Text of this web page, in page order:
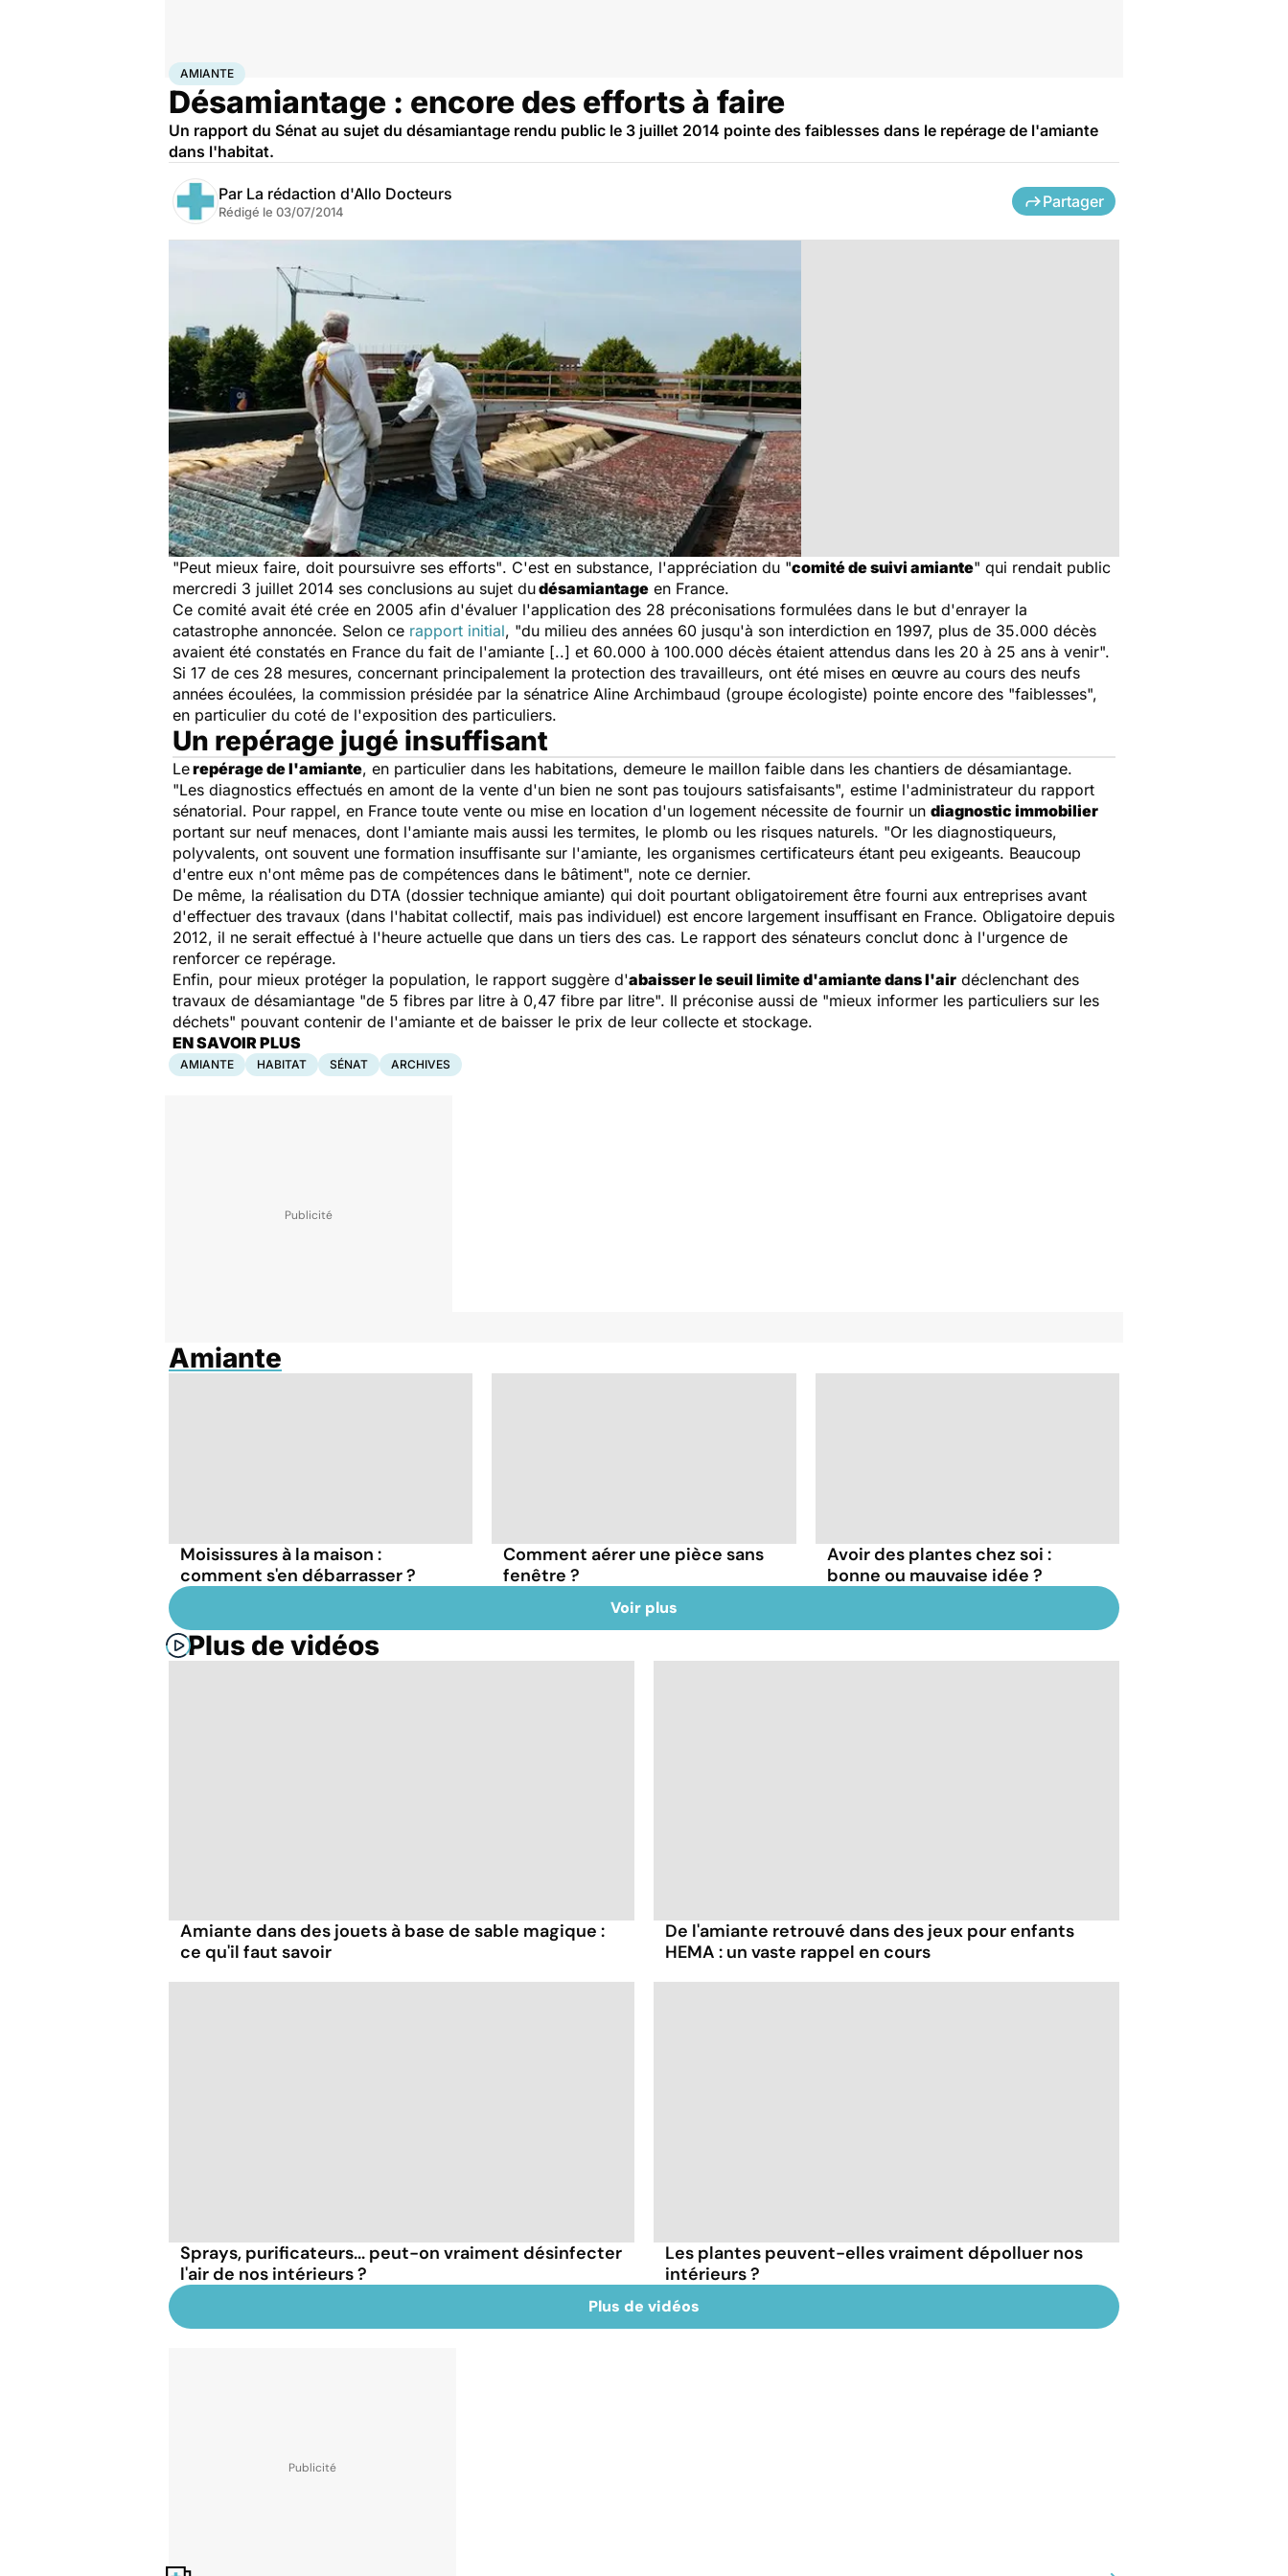
AccueilSanté Amiante
AMIANTE
Désamiantage : encore des efforts à faire
Un rapport du Sénat au sujet du désamiantage rendu public le 3 juillet 2014 pointe des faiblesses dans le repérage de l'amiante
dans l'habitat.
Par La rédaction d'Allo Docteurs
Rédigé le 03/07/2014
Partager
"Peut mieux faire, doit poursuivre ses efforts". C'est en substance, l'appréciation du "comité de suivi amiante" qui rendait public
mercredi 3 juillet 2014 ses conclusions au sujet dudésamiantage en France.
Ce comité avait été crée en 2005 afin d'évaluer l'application des 28 préconisations formulées dans le but d'enrayer la
catastrophe annoncée. Selon ce rapport initial, "du milieu des années 60 jusqu'à son interdiction en 1997, plus de 35.000 décès
avaient été constatés en France du fait de l'amiante [..] et 60.000 à 100.000 décès étaient attendus dans les 20 à 25 ans à venir".
Si 17 de ces 28 mesures, concernant principalement la protection des travailleurs, ont été mises en œuvre au cours des neufs
années écoulées, la commission présidée par la sénatrice Aline Archimbaud (groupe écologiste) pointe encore des "faiblesses",
en particulier du coté de l'exposition des particuliers.
Un repérage jugé insuffisant
Lerepérage de l'amiante, en particulier dans les habitations, demeure le maillon faible dans les chantiers de désamiantage.
"Les diagnostics effectués en amont de la vente d'un bien ne sont pas toujours satisfaisants", estime l'administrateur du rapport
sénatorial. Pour rappel, en France toute vente ou mise en location d'un logement nécessite de fournir un diagnostic immobilier
portant sur neuf menaces, dont l'amiante mais aussi les termites, le plomb ou les risques naturels. "Or les diagnostiqueurs,
polyvalents, ont souvent une formation insuffisante sur l'amiante, les organismes certificateurs étant peu exigeants. Beaucoup
d'entre eux n'ont même pas de compétences dans le bâtiment", note ce dernier.
De même, la réalisation du DTA (dossier technique amiante) qui doit pourtant obligatoirement être fourni aux entreprises avant
d'effectuer des travaux (dans l'habitat collectif, mais pas individuel) est encore largement insuffisant en France. Obligatoire depuis
2012, il ne serait effectué à l'heure actuelle que dans un tiers des cas. Le rapport des sénateurs conclut donc à l'urgence de
renforcer ce repérage.
Enfin, pour mieux protéger la population, le rapport suggère d'abaisser le seuil limite d'amiante dans l'air déclenchant des
travaux de désamiantage "de 5 fibres par litre à 0,47 fibre par litre". Il préconise aussi de "mieux informer les particuliers sur les
déchets" pouvant contenir de l'amiante et de baisser le prix de leur collecte et stockage.
EN SAVOIR PLUS
AMIANTE HABITAT SÉNAT ARCHIVES
Amiante
Moisissures à la maison :
comment s'en débarrasser ?
Comment aérer une pièce sans
fenêtre ?
Avoir des plantes chez soi :
bonne ou mauvaise idée ?
Voir plus
Plus de vidéos
Amiante dans des jouets à base de sable magique :
ce qu'il faut savoir
De l'amiante retrouvé dans des jeux pour enfants
HEMA : un vaste rappel en cours
Sprays, purificateurs... peut-on vraiment désinfecter
l'air de nos intérieurs ?
Les plantes peuvent-elles vraiment dépolluer nos
intérieurs ?
Plus de vidéos